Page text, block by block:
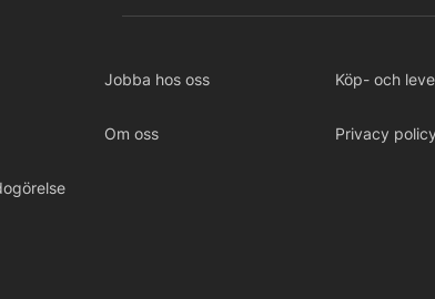
Jobba hos oss Köp- och
Om oss Privacy policy